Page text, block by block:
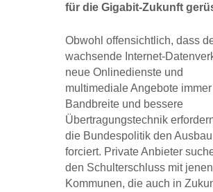
für die Gigabit-Zukunft
Obwohl offensichtlich, dass
wachsende Internet-
neue Onlinedienste und
multimediale Angebote
Bandbreite und bessere
Übertragungstechnik
die Bundespolitik den
forciert. Private Anbieter
den Schulterschluss mit jenen
Kommunen, die auch in